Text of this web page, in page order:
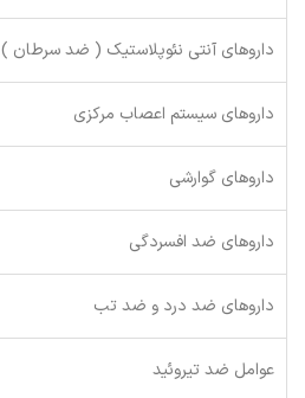
داروهای آنتی نئوپلاستیک ( ضد سرطان )
داروهای سیستم اعصاب مرکزی
داروهای گوارشی
داروهای ضد افسردگی
داروهای ضد درد و ضد تب
عوامل ضد تیروئید